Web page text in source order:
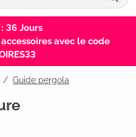
36Jours
avec le code
/ Guide pergola